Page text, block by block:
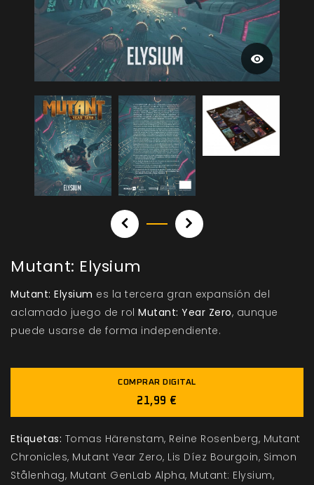
Mutant: Elysium
Mutant: Elysium es la tercera gran expansión del
aclamado juego de rol Mutant: Year Zero, aunque
puede usarse de forma independiente.
COMPRAR DIGITAL
21,99 €
Etiquetas: Tomas Härenstam Reine Rosenberg Mutant
Chronicles Mutant Year Zero Lis Díez Bourgoin Simon
Stålenhag Mutant GenLab Alpha Mutant: Elysium